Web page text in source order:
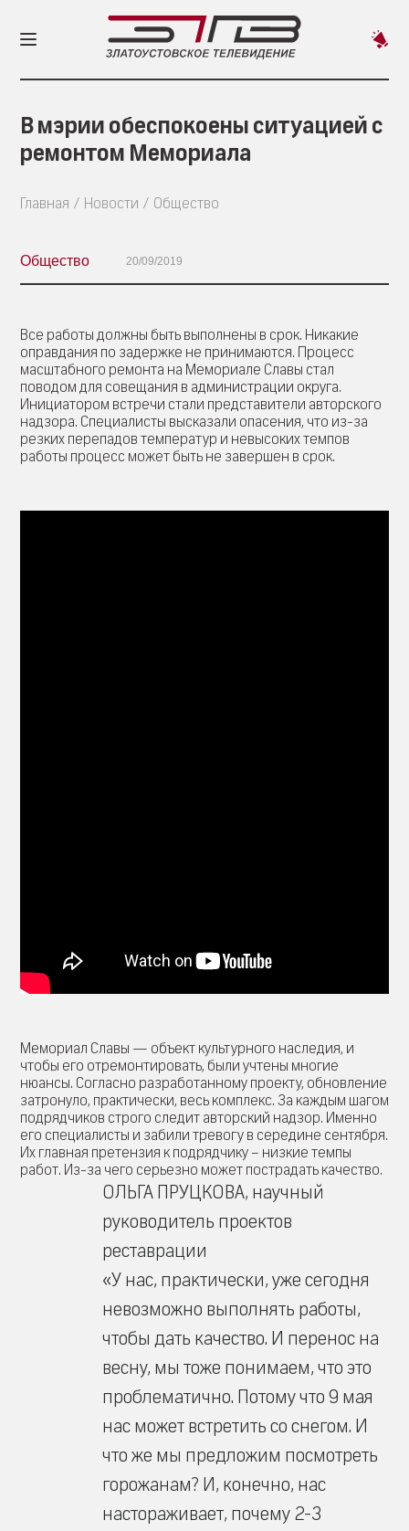
В мэрии обеспокоены ситуацией с
ремонтом Мемориала
Главная Новости Общество
Общество 20/09/2019
Все работы должны быть выполнены в срок. Никакие
оправдания по задержке не принимаются. Процесс
масштабного ремонта на Мемориале Славы стал
поводом для совещания в администрации округа.
Инициатором встречи стали представители авторского
надзора. Специалисты высказали опасения, что из-за
резких перепадов температур и невысоких темпов
работы процесс может быть не завершен в срок.
Мемориал Славы — объект культурного наследия, и
чтобы его отремонтировать, были учтены многие
нюансы. Согласно разработанному проекту, обновление
затронуло, практически, весь комплекс. За каждым шагом
подрядчиков строго следит авторский надзор. Именно
его специалисты и забили тревогу в середине сентября.
Их главная претензия к подрядчику – низкие темпы
работ. Из-за чего серьезно может пострадать качество.
ОЛЬГА ПРУЦКОВА, научный
руководитель проектов
реставрации
«У нас, практически, уже сегодня
невозможно выполнять работы,
чтобы дать качество. И перенос на
весну, мы тоже понимаем, что это
проблематично. Потому что 9 мая
нас может встретить со снегом. И
что же мы предложим посмотреть
горожанам? И, конечно, нас
настораживает, почему 2-3